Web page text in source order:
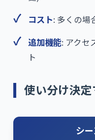
コスト: 多くの場
追加機能: アクセ
ト
使い分け決定
シー